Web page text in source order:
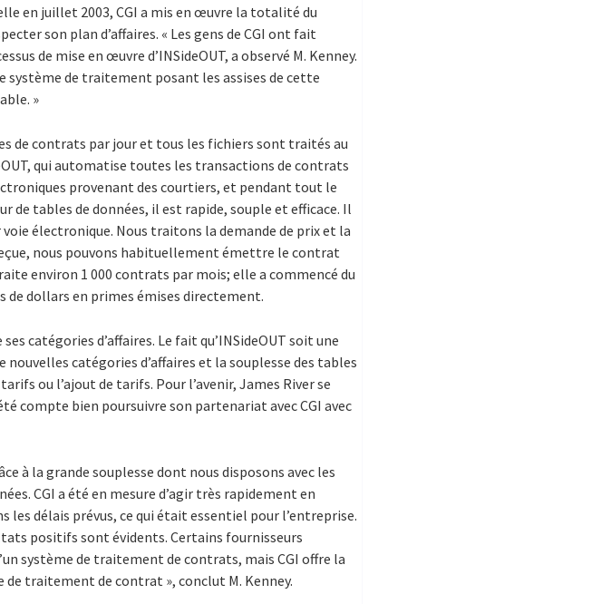
en juillet 2003, CGI a mis en œuvre la totalité du
son plan d’affaires. « Les gens de CGI ont fait
de mise en œuvre d’INSideOUT, a observé M. Kenney.
système de traitement posant les assises de cette
»
de contrats par jour et tous les fichiers sont traités au
qui automatise toutes les transactions de contrats
provenant des courtiers, et pendant tout le
de tables de données, il est rapide, souple et efficace. Il
électronique. Nous traitons la demande de prix et la
nous pouvons habituellement émettre le contrat
environ 1 000 contrats par mois; elle a commencé du
dollars en primes émises directement.
catégories d’affaires. Le fait qu’INSideOUT soit une
catégories d’affaires et la souplesse des tables
ou l’ajout de tarifs. Pour l’avenir, James River se
compte bien poursuivre son partenariat avec CGI avec
à la grande souplesse dont nous disposons avec les
CGI a été en mesure d’agir très rapidement en
délais prévus, ce qui était essentiel pour l’entreprise.
positifs sont évidents. Certains fournisseurs
système de traitement de contrats, mais CGI offre la
traitement de contrat », conclut M. Kenney.